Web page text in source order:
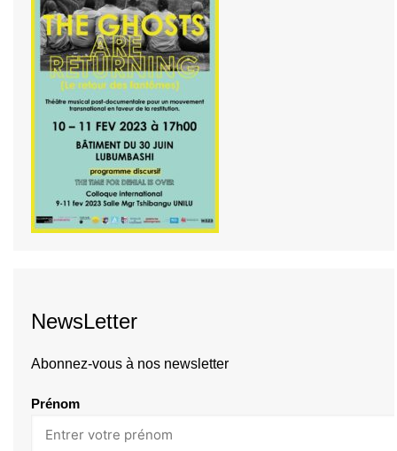
NewsLetter
Abonnez-vous à nos newsletter
Prénom